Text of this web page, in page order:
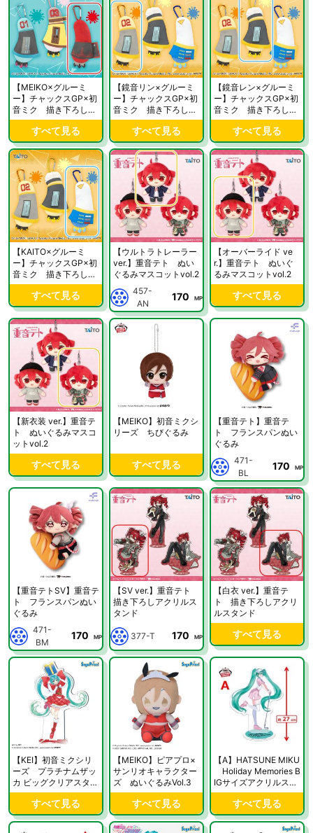
【MEIKO×グルーミ
ー】チャックスGP×初
音ミク 描き下ろし戦
慄き（わななき）アー
ムキーホルダー vol.1
すべて見る
【鏡音リン×グルーミ
ー】チャックスGP×初
音ミク 描き下ろし戦
慄き（わななき）アー
ムキーホルダー vol.2
すべて見る
【鏡音レン×グルーミ
ー】チャックスGP×初
音ミク 描き下ろし戦
慄き（わななき）アー
ムキーホルダー vol.2
すべて見る
【KAITO×グルーミ
ー】チャックスGP×初
音ミク 描き下ろし戦
慄き（わななき）アー
ムキーホルダー vol.2
すべて見る
【ウルトラトレーラー
ver.】重音テト ぬい
ぐるみマスコットvol.2
457-
AN
170 MP
【オーバーライド ve
r.】重音テト ぬいぐ
るみマスコットvol.2
すべて見る
【新衣装 ver.】重音テ
ト ぬいぐるみマスコ
ットvol.2
すべて見る
【MEIKO】初音ミクシ
リーズ ちびぐるみ
すべて見る
【重音テト】重音テ
ト フランスパンぬい
ぐるみ
471-
BL
170 MP
【重音テトSV】重音テ
ト フランスパンぬい
ぐるみ
471-
BM
170 MP
【SV ver.】重音テト
描き下ろしアクリルス
タンド
377-T 170 MP
【白衣 ver.】重音テ
ト 描き下ろしアクリ
ルスタンド
すべて見る
【KEI】初音ミクシリ
ーズ プラチナムザッ
カ ビッグクリアスタン
ド 初音ミク クリスマ
ス2024すべて見る
【MEIKO】ピアプロ×
サンリオキャラクター
ズ ぬいぐるみVol.3
すべて見る
【A】HATSUNE MIKU
Holiday Memories B
IGサイズアクリルスタ
ンド
すべて見る